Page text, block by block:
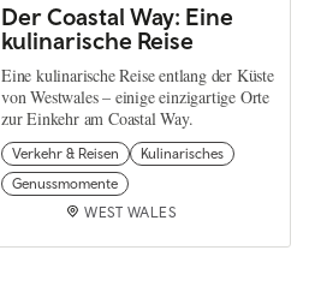
Der Coastal Way: Eine
kulinarische Reise
Eine kulinarische Reise entlang der Küste
von Westwales – einige einzigartige Orte
zur Einkehr am Coastal Way.
Verkehr & Reisen
Kulinarisches
Genussmomente
WEST WALES